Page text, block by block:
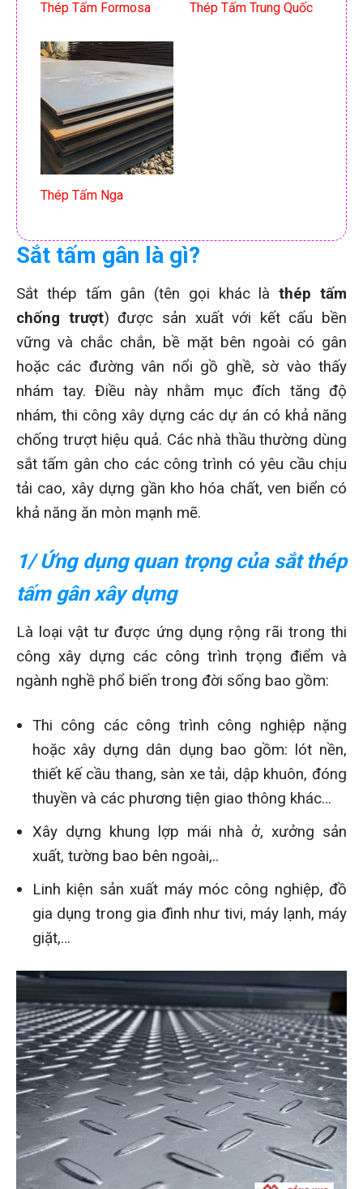
Thép Tấm Formosa Thép Tấm Trung Quốc
Thép Tấm Nga
Sắt tấm gân là gì?
Sắt thép tấm gân (tên gọi khác làthép tấm
chống trượt) được sản xuất với kết cấu bền
vững và chắc chắn, bề mặt bên ngoài có gân
hoặc các đường vân nổi gồ ghề, sờ vào thấy
nhám tay. Điều này nhằm mục đích tăng độ
nhám, thi công xây dựng các dự án có khả năng
chống trượt hiệu quả. Các nhà thầu thường dùng
sắt tấm gân cho các công trình có yêu cầu chịu
tải cao, xây dựng gần kho hóa chất, ven biển có
khả năng ăn mòn mạnh mẽ.
1/ Ứng dụng quan trọng của sắt thép
tấm gân xây dựng
Là loại vật tư được ứng dụng rộng rãi trong thi
công xây dựng các công trình trọng điểm và
ngành nghề phổ biến trong đời sống bao gồm:
Thi công các công trình công nghiệp nặng
hoặc xây dựng dân dụng bao gồm: lót nền,
thiết kế cầu thang, sàn xe tải, dập khuôn, đóng
thuyền và các phương tiện giao thông khác…
Xây dựng khung lợp mái nhà ở, xưởng sản
xuất, tường bao bên ngoài,..
Linh kiện sản xuất máy móc công nghiệp, đồ
gia dụng trong gia đình như tivi, máy lạnh, máy
giặt,…